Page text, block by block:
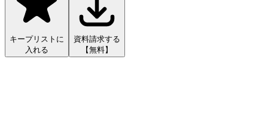
キープリストに
入れる
資料請求する
【無料】